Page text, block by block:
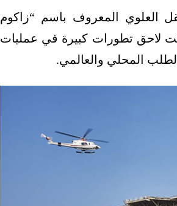
العلوي المعروف باسم “زاكوم
لاحق تطورات كبيرة في عمليات
الطلب المحلي والعالمي.